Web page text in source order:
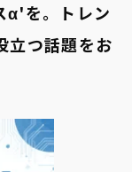
α'を。トレン
立つ話題をお